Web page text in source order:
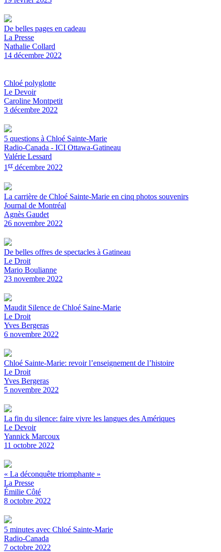
De belles pages en cadeau
La Presse
Nathalie Collard
14 décembre 2022
Chloé polyglotte
Le Devoir
Caroline Montpetit
3 décembre 2022
5 questions à Chloé Sainte-Marie
Radio-Canada - ICI Ottawa-Gatineau
Valérie Lessard
1erdécembre 2022
La carrière de Chloé Sainte-Marie en cinq photos souvenirs
Journal de Montréal
Agnès Gaudet
26 novembre 2022
De belles offres de spectacles à Gatineau
Le Droit
Mario Boulianne
23 novembre 2022
Maudit Silence de Chloé Saine-Marie
Le Droit
Yves Bergeras
6 novembre 2022
Chloé Sainte-Marie: revoir l’enseignement de l’histoire
Le Droit
Yves Bergeras
5 novembre 2022
La fin du silence: faire vivre les langues des Amériques
Le Devoir
Yannick Marcoux
11 octobre 2022
« La déconquête triomphante »
La Presse
Émilie Côté
8 octobre 2022
5 minutes avec Chloé Sainte-Marie
Radio-Canada
7 octobre 2022